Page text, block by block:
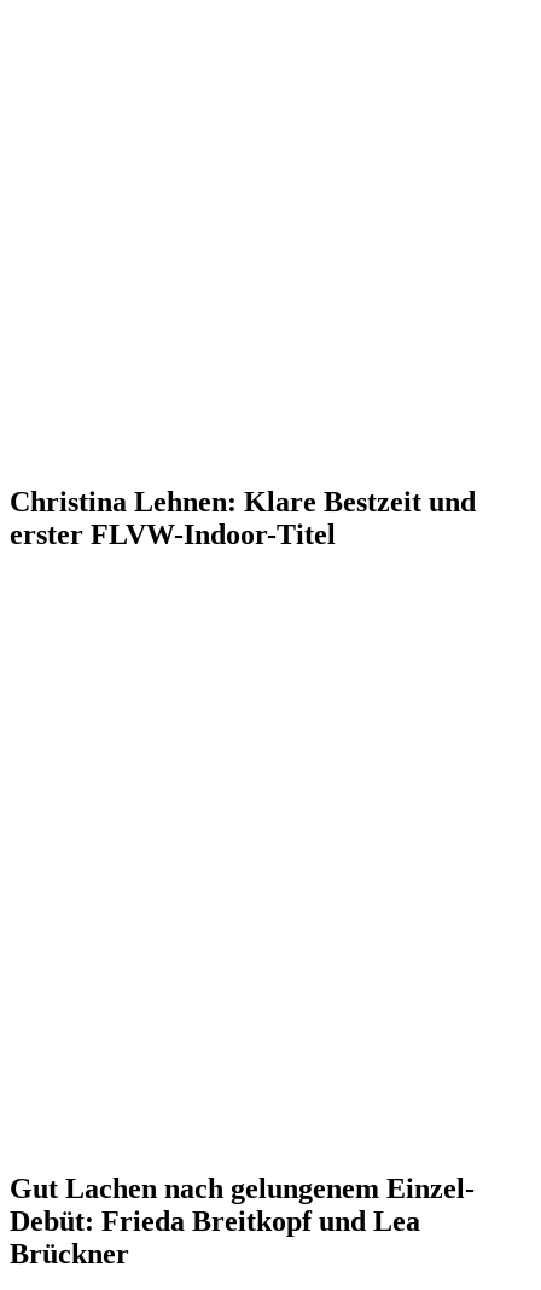
Christina Lehnen: Klare Bestzeit und
erster FLVW-Indoor-Titel
Gut Lachen nach gelungenem Einzel-
Debüt: Frieda Breitkopf und Lea
Brückner